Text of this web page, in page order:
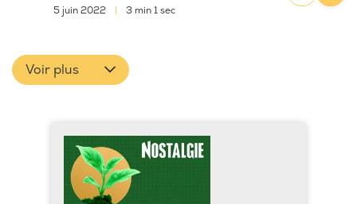
5 juin 2022 3 min 1 sec
Voir plus